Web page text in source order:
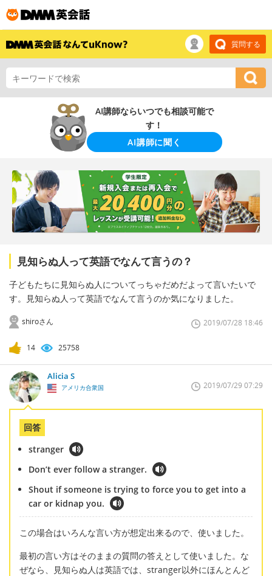
質問する
AI講師ならいつでも相談可能で
す！
AI講師に聞く
見知らぬ人って英語でなんて言うの？
子どもたちに見知らぬ人についてっちゃだめだよって言いたいで
す。見知らぬ人って英語でなんて言うのか気になりました。
shiroさん 2019/07/28 18:46
14 25758
Alicia S
アメリカ合衆国 2019/07/29 07:29
回答
stranger
Don’t ever follow a stranger.
Shout if someone is trying to force you to get into a
car or kidnap you.
この場合はいろんな言い方が想定出来るので、使いました。
最初の言い方はそのままの質問の答えとして使いました。な
ぜなら、見知らぬ人は英語では、stranger以外にほんとんど